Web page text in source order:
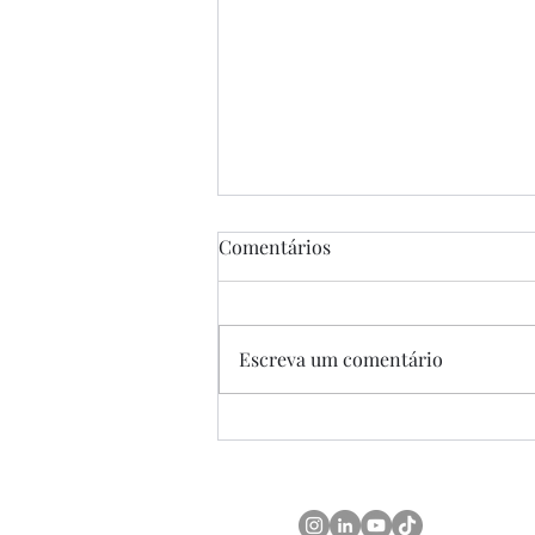
Tributação de Consumo
Comentários
Escreva um comentário